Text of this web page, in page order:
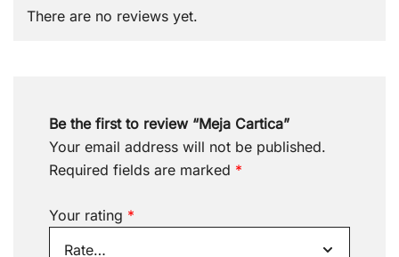
There are no reviews yet.
Be the first to review “Meja Cartica”
Your email address will not be published.
Required fields are marked *
Your rating *